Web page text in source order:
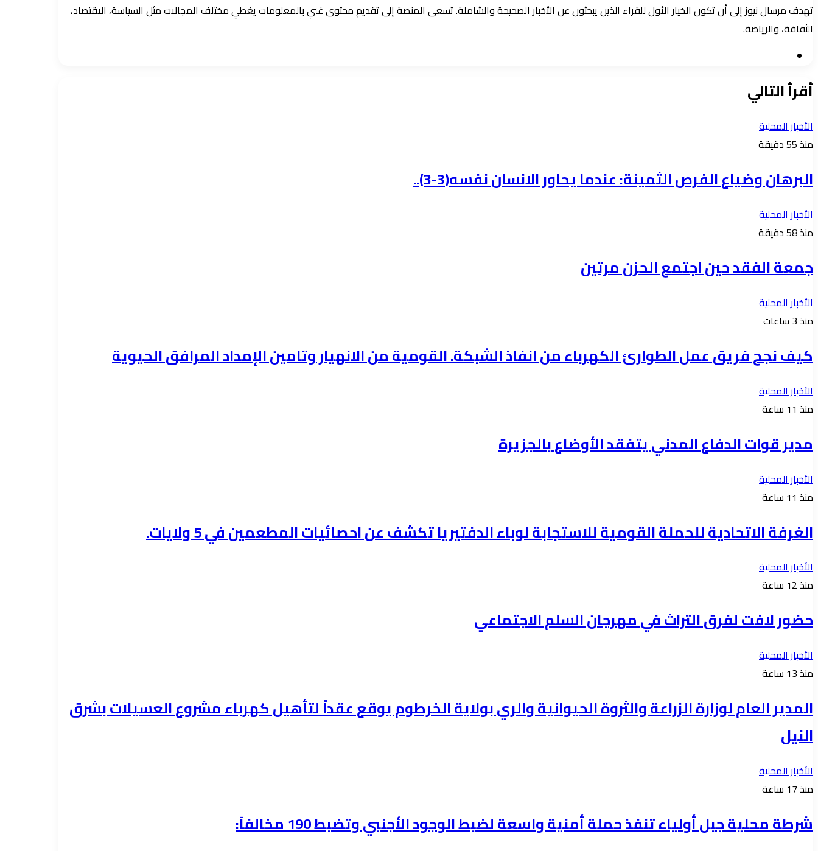
تهدف مرسال نيوز إلى أن تكون الخيار الأول للقراء الذين يبحثون عن الأخبار الصحيحة والشاملة. تسعى المنصة إلى تقديم محتوى غني بالمعلومات يغطي مختلف المجالات مثل السياسة، الاقتصاد،
الثقافة، والرياضة.
أقرأ التالي
الأخبار المحلية
منذ 55 دقيقة
البرهان وضياع الفرص الثمينة: عندما يحاور الانسان نفسه(3-3)..
الأخبار المحلية
منذ 58 دقيقة
جمعة الفقد حين اجتمع الحزن مرتين
الأخبار المحلية
منذ 3 ساعات
كيف نجح فريق عمل الطوارئ الكهرباء من انفاذ الشبكة. القومية من الانهيار وتامين الإمداد المرافق الحيوية
الأخبار المحلية
منذ 11 ساعة
مدير قوات الدفاع المدني يتفقد الأوضاع بالجزيرة
الأخبار المحلية
منذ 11 ساعة
الغرفة الاتحادية للحملة القومية للاستجابة لوباء الدفتيريا تكشف عن احصائيات المطعمين في 5 ولايات.
الأخبار المحلية
منذ 12 ساعة
حضور لافت لفرق التراث في مهرجان السلم الاجتماعي
الأخبار المحلية
منذ 13 ساعة
المدير العام لوزارة الزراعة والثروة الحيوانية والري بولاية الخرطوم يوقع عقداً لتأهيل كهرباء مشروع العسيلات بشرق
النيل
الأخبار المحلية
منذ 17 ساعة
شرطة محلية جبل أولياء تنفذ حملة أمنية واسعة لضبط الوجود الأجنبي وتضبط 190 مخالفاً: